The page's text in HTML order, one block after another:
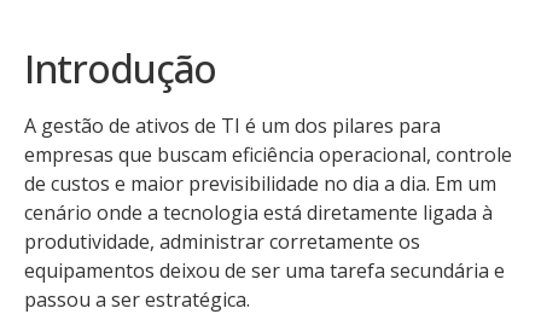
Introdução
A gestão de ativos de TI é um dos pilares para
empresas que buscam eficiência operacional, controle
de custos e maior previsibilidade no dia a dia. Em um
cenário onde a tecnologia está diretamente ligada à
produtividade, administrar corretamente os
equipamentos deixou de ser uma tarefa secundária e
passou a ser estratégica.